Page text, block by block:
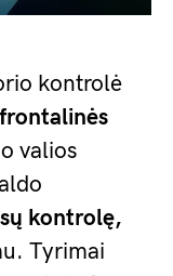
kontrolė
valios
kontrolę,
Tyrimai